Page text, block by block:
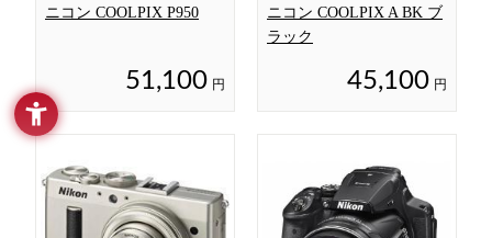
ニコン COOLPIX P950
51,100 円
ニコン COOLPIX A BK ブ
ラック
45,100 円